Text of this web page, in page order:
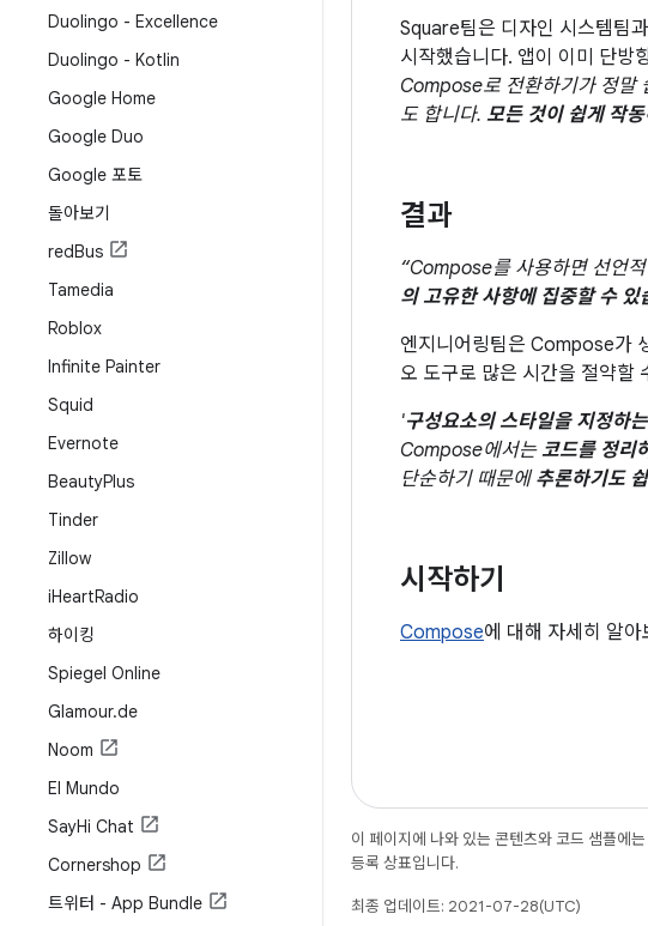
Duolingo - Excellence
Duolingo - Kotlin
Google Home
Google Duo
Google 포토
돌아보기
redBus
Tamedia
Roblox
Infinite Painter
Squid
Evernote
BeautyPlus
Tinder
Zillow
iHeartRadio
하이킹
Spiegel Online
Glamour.de
Noom
El Mundo
SayHi Chat
Cornershop
트위터 - App Bundle
Square팀은 디자인 시스템팀
시작했습니다. 앱이 이미 단방
Compose로 전환하기가 정말
도 합니다. 모든 것이 쉽게 작
결과
“Compose를 사용하면 선언
의 고유한 사항에 집중할 수 있
엔지니어링팀은 Compose가
오 도구로 많은 시간을 절약할
'구성요소의 스타일을 지정하
Compose에서는코드를 정리
단순하기 때문에 추론하기도
시작하기
Compose에 대해 자세히 알아
이 페이지에 나와 있는 콘텐츠와 코드 샘플에는
등록 상표입니다.
최종 업데이트: 2021-07-28(UTC)